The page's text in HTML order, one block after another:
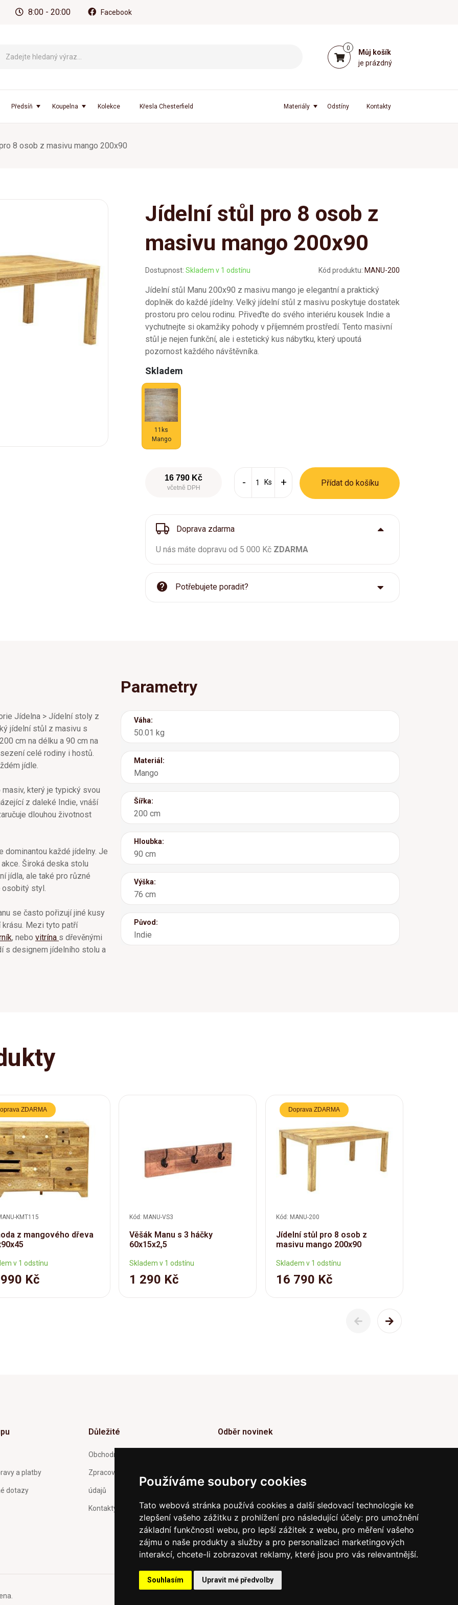
Používáme soubory cookies
Tato webová stránka používá cookies a další sledovací technologie ke
zlepšení vašeho zážitku z prohlížení pro následující účely: pro umožnění
základní funkčnosti webu, pro lepší zážitek z webu, pro měření vašeho
zájmu o naše produkty a služby a pro personalizaci marketingových
interakcí, chcete-li zobrazovat reklamy, které jsou pro vás relevantnější.
Souhlasím Upravit mé předvolby
8:00 - 20:00 Facebook
0
Můj košík
je prázdný
Předsíň Koupelna Kolekce Křesla Chesterfield Kontakty
Odstíny
Materiály
8 osob z masivu mango 200x90
Jídelní stůl pro 8 osob z
masivu mango 200x90
Dostupnost: Skladem v 1 odstínu Kód produktu: MANU-200
Jídelní stůl Manu 200x90 z masivu mango je elegantní a praktický
doplněk do každé jídelny. Velký jídelní stůl z masivu poskytuje dostatek
prostoru pro celou rodinu. Přiveďte do svého interiéru kousek Indie a
vychutnejte si okamžiky pohody v příjemném prostředí. Tento masivní
stůl je nejen funkční, ale i estetický kus nábytku, který upoutá
pozornost každého návštěvníka.
Skladem
11ks
Mango
16 790 Kč
včetně DPH
Ks Přídat do košíku
Doprava zdarma
U nás máte dopravu od 5 000 Kč ZDARMA
Potřebujete poradit?
Jídelna > Jídelní stoly z
jídelní stůl z masivu s
cm na délku a 90 cm na
celé rodiny i hostů.
jídle.
který je typický svou
z daleké Indie, vnáší
dlouhou životnost
dominantou každé jídelny. Je
Široká deska stolu
jídla, ale také pro různé
styl.
se často pořizují jiné kusy
krásu. Mezi tyto patří
, nebo vitrína s dřevěnými
s designem jídelního stolu a
Parametry
Váha:
50.01 kg
Materiál:
Mango
Šířka:
200 cm
Hloubka:
90 cm
Výška:
76 cm
Původ:
Indie
ZDARMA
KMT115
z mangového dřeva
v 1 odstínu
Kč
Kód: MANU-VS3
Věšák Manu s 3 háčky
60x15x2,5
Skladem v 1 odstínu
1 290 Kč
Doprava ZDARMA
Kód: MANU-200
Jídelní stůl pro 8 osob z
masivu mango 200x90
Skladem v 1 odstínu
16 790 Kč
a platby
dotazy
Důležité
Obchodní podmínky
Zpracování a ochrana osobních
údajů
Kontakty
Odběr novinek
Potvrzením odběru současně souhlasíte s našimi podmínkami o
Ochraně soukromí a současně nám udělujete souhlas se
zasíláním obchodních e-mailů.